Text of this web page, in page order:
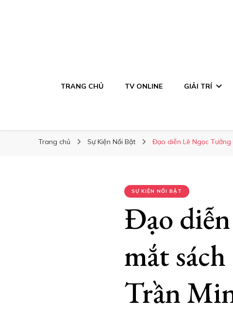
TRANG CHỦ TV ONLINE GIẢI TRÍ
Trang chủ Sự Kiện Nổi Bật Đạo diễn Lê Ngọc Tưởng
SỰ KIỆN NỔI BẬT
Đạo
mắt
Trần